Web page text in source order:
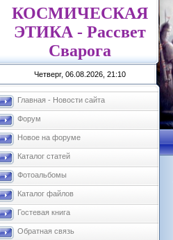
КОСМИЧЕСКАЯ
ЭТИКА - Рассвет
Сварога
Четверг, 06.08.2026, 21:10
Главная - Новости сайта
Форум
Новое на форуме
Каталог статей
Фотоальбомы
Каталог файлов
Гостевая книга
Обратная связь